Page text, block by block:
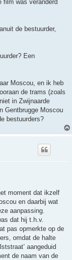
film was veranderd
de bestuurder,
Een
Moscou, en ik heb
de trams (zoals
in Zwijnaarde
Gentbrugge Moscou
bestuurders?
moment dat ikzelf
en daarbij wat
aanpassing.
dat hij t.h.v.
pas opmerkte op de
omdat de halte
aangeduid
de naam van de